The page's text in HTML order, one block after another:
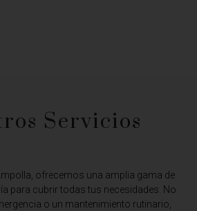
Servicios
ofrecemos una amplia gama de
para cubrir todas tus necesidades. No
o un mantenimiento rutinario,